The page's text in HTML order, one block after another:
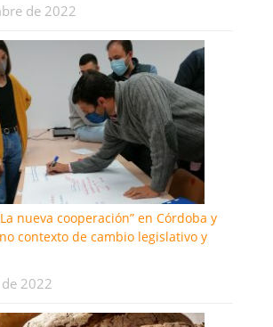
de 2022
nueva cooperación” en Córdoba y
contexto de cambio legislativo y
2022